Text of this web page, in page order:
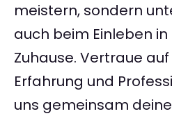
meistern, sondern
auch beim Einleben
Zuhause. Vertraue
Erfahrung und
uns gemeinsam